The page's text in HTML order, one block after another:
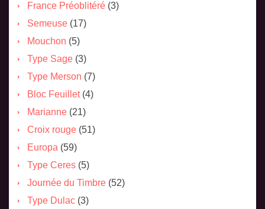
France Préoblitéré (3)
Semeuse (17)
Mouchon (5)
Type Sage (3)
Type Merson (7)
Bloc Feuillet(4)
Marianne (21)
Croix rouge (51)
Europa (59)
Type Ceres (5)
Journée du Timbre (52)
Type Dulac (3)